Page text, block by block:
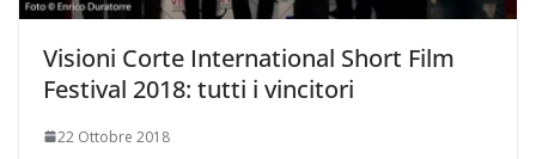
Visioni Corte International Short Film
Festival 2018: tutti i vincitori
22 Ottobre 2018